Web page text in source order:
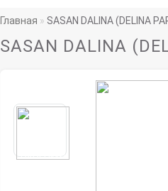
Главная SASAN DALINA (DELINA
SASAN DALINA